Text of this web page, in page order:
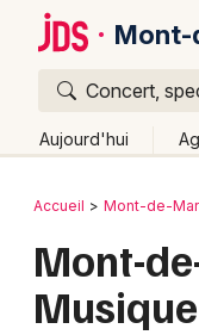
Concert,
Aujourd'hui
Publier un
Bordeaux
Colmar
Retour
Accueil Mont-de-
Mont-
Quoi ?
Où ?
Partout
Près de
Quand ?